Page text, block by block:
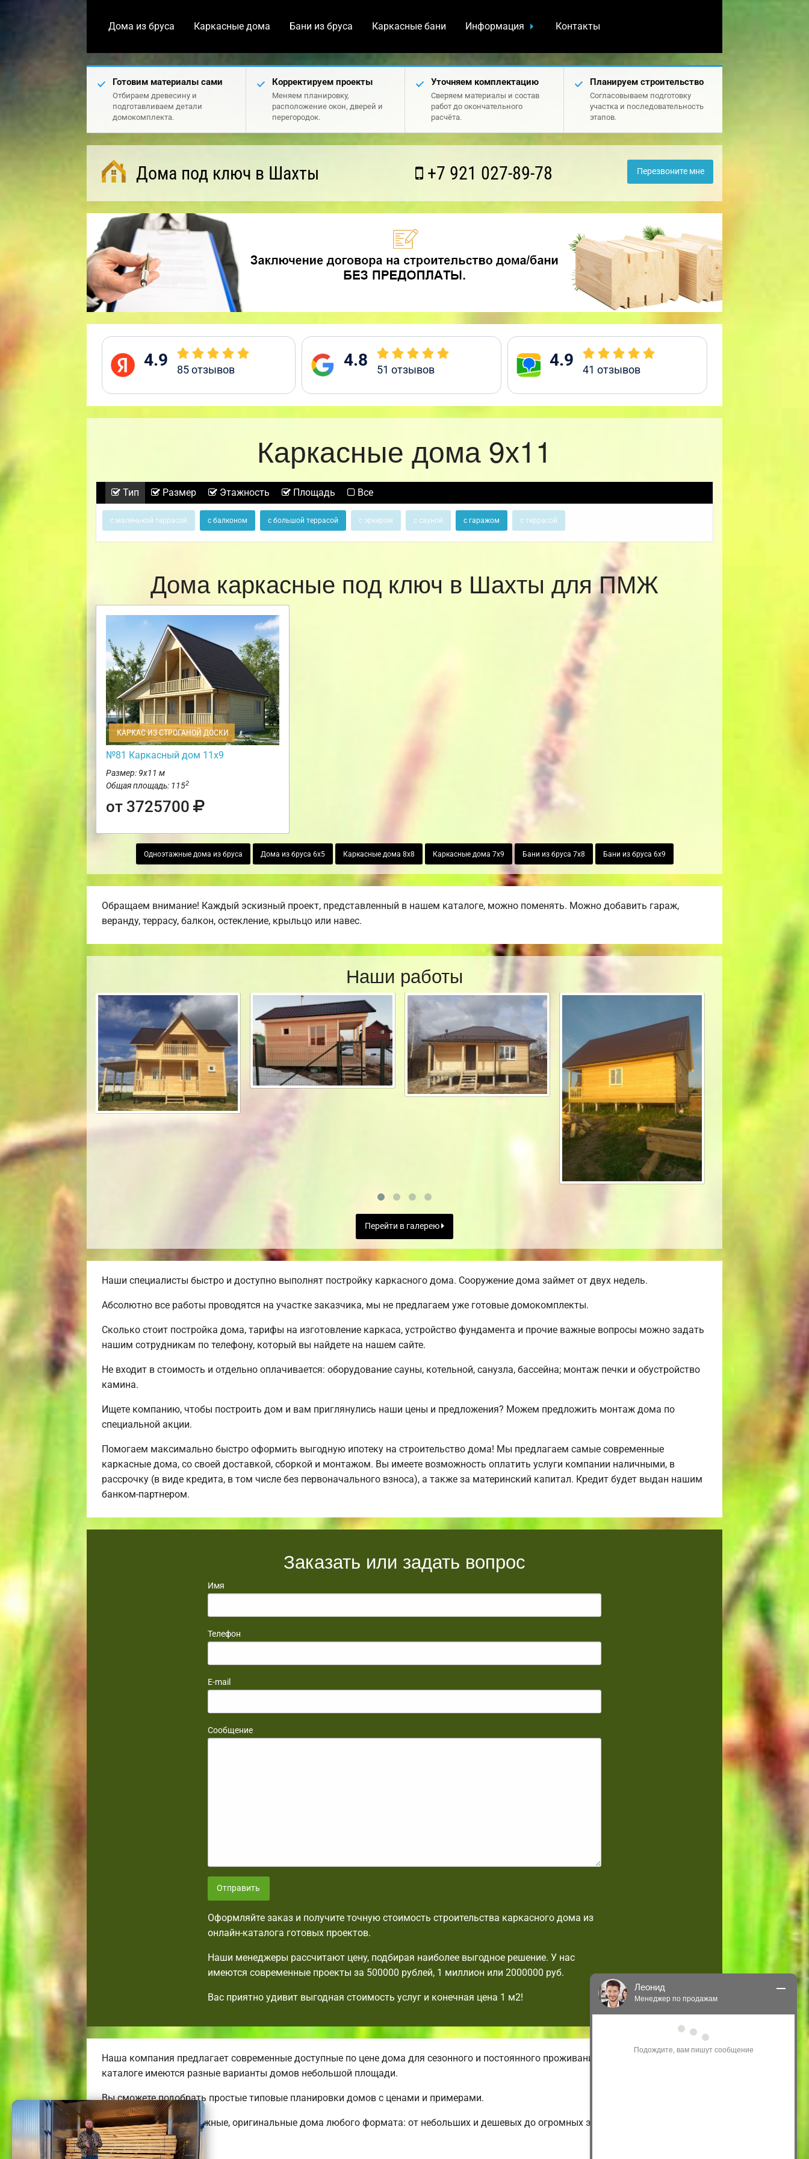
Дома из бруса Каркасные дома Бани из бруса Каркасные бани Информация Контакты
Готовим материалы сами
Отбираем древесину и
подготавливаем детали
домокомплекта.
Корректируем проекты
Меняем планировку,
расположение окон, дверей и
перегородок.
Уточняем комплектацию
Сверяем материалы и состав
работ до окончательного
расчёта.
Планируем строительство
Согласовываем подготовку
участка и последовательность
этапов.
Дома под ключ в Шахты +7 921 027-89-78 Перезвоните мне
4.9 85отзывов 4.8 51 отзывов 4.9 41 отзывов
Каркасные дома 9х11
Тип Размер Этажность Площадь Все
с маленькой террасой с балконом с большой террасой с эркером с сауной с гаражом с террасой
Дома каркасные под ключ в Шахты для ПМЖ
КАРКАС ИЗ СТРОГАНОЙ ДОСКИ
№81 Каркасный дом 11х9
Размер: 9х11 м
Общая площадь: 1152
от 3725700
Одноэтажные дома из бруса Дома из бруса 6х5 Каркасные дома 8х8 Каркасные дома 7х9 Бани из бруса 7х8 Бани из бруса 6х9
Обращаем внимание! Каждый эскизный проект, представленный в нашем каталоге, можно поменять. Можно добавить гараж,
веранду, террасу, балкон, остекление, крыльцо или навес.
Наши работы
Перейти в галерею
Наши специалисты быстро и доступно выполнят постройку каркасного дома. Сооружение дома займет от двух недель.
Абсолютно все работы проводятся на участке заказчика, мы не предлагаем уже готовые домокомплекты.
Сколько стоит постройка дома, тарифы на изготовление каркаса, устройство фундамента и прочие важные вопросы можно задать
нашим сотрудникам по телефону, который вы найдете на нашем сайте.
Не входит в стоимость и отдельно оплачивается: оборудование сауны, котельной, санузла, бассейна; монтаж печки и обустройство
камина.
Ищете компанию, чтобы построить дом и вам приглянулись наши цены и предложения? Можем предложить монтаж дома по
специальной акции.
Помогаем максимально быстро оформить выгодную ипотеку на строительство дома! Мы предлагаем самые современные
каркасные дома, со своей доставкой, сборкой и монтажом. Вы имеете возможность оплатить услуги компании наличными, в
рассрочку (в виде кредита, в том числе без первоначального взноса), а также за материнский капитал. Кредит будет выдан нашим
банком-партнером.
Заказать или задать вопрос
Имя
Телефон
E-mail
Сообщение
Отправить
Оформляйте заказ и получите точную стоимость строительства каркасного дома из
онлайн-каталога готовых проектов.
Наши менеджеры рассчитают цену, подбирая наиболее выгодное решение. У нас
имеются современные проекты за 500000 рублей, 1 миллион или 2000000 руб.
Вас приятно удивит выгодная стоимость услуг и конечная цена 1 м2!
Наша компания предлагает современные доступные по цене дома для сезонного и постоянного проживания. В нашем онлайн-
каталоге имеются разные варианты домов небольшой площади.
Вы сможете подобрать простые типовые планировки домов с ценами и примерами.
Строим удобные, надежные, оригинальные дома любого формата: от небольших и дешевых до огромных энергоэффективных
коттеджей.
Леонид
Менеджер по продажам
Здравствуйте! Я могу
проконсультировать Вас по нашим
акциям и проектам.